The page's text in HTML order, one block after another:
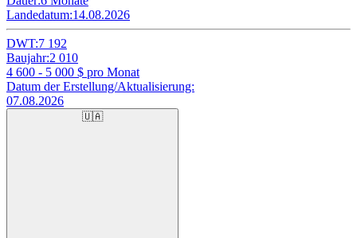
Landedatum:14.08.2026
DWT:7 192
Baujahr:2 010
4 600 - 5 000 $ pro Monat
Datum der Erstellung/Aktualisierung:
07.08.2026
🇺🇦